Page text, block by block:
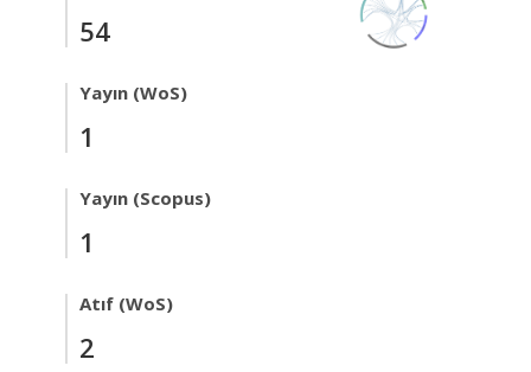
54
Yayın (WoS)
1
Yayın (Scopus)
1
Atıf (WoS)
2